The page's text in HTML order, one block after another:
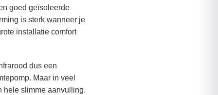
goed geïsoleerde
is sterk wanneer je
installatie comfort
dus een
Maar in veel
hele slimme aanvulling.